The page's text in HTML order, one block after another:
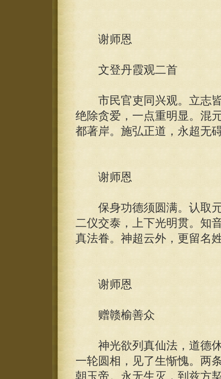
谢师恩
文登丹霞观二首
市民官吏同兴观。立志皆
绝除贪爱，一点重明显。混
都著岸。施弘正道，永超无
谢师恩
保身功德须圆满。认取元
二仪交泰，上下光明贯。知
真法眷。神超云外，更留名
谢师恩
赠赣榆善众
神光欲列真仙法，道德休
一轮圆相，见了生惭愧。两
朝玉帝。永无生灭，到兹方